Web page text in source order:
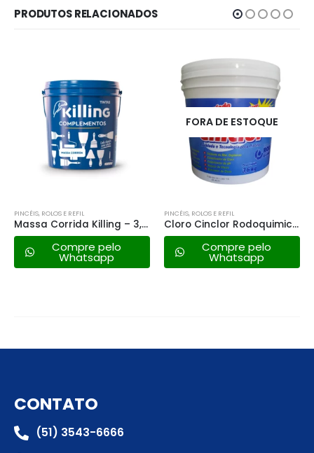
PRODUTOS RELACIONADOS
FORA DE ESTOQUE
PINCÉIS, ROLOS E REFIL
Cloro Cinclor Rodoquimica 10 em 1 – 3,6kg
Compre pelo
Whatsapp
PINCÉIS, ROLOS E REFIL
Cabo Prolongador Roma – 4mt
Compre pelo
Whatsapp
CONTATO
(51) 3543-6666